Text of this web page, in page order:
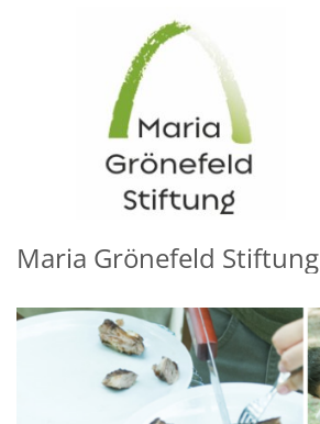
Zum Inhalt springen
Maria Grönefeld Stiftung